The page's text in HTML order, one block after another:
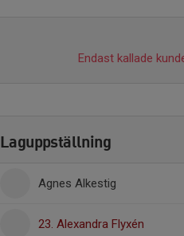
Endast kallade
Laguppställning
Agnes Alkestig
23. Alexandra Flyxén